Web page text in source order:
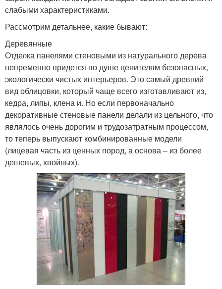
слабыми характеристиками.
Рассмотрим детальнее, какие бывают:
Деревянные
Отделка панелями стеновыми из натурального дерева
непременно придется по душе ценителям безопасных,
экологически чистых интерьеров. Это самый древний
вид облицовки, который чаще всего изготавливают из,
кедра, липы, клена и. Но если первоначально
декоративные стеновые панели делали из цельного, что
являлось очень дорогим и трудозатратным процессом,
то теперь выпускают комбинированные модели
(лицевая часть из ценных пород, а основа – из более
дешевых, хвойных).